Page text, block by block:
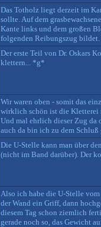
Das Totholz liegt derzeit im
sollte. Auf dem
Kante links und dem großen
folgenden Reibungszug bildet.
Der erste Teil von Dr. Oskars
klettern... *g*
Wir waren oben - somit das
wirklich schön ist die Kletterei
Und mal ehrlich dieser Zug
auch da bin ich zu dem
Die U-Stelle kann man über
(nicht im Band darüber). Der
Also ich habe die U-Stelle
der Wand ein Griff, dann
diesem Tag schon ziemlich
gerade noch so, das Gewicht